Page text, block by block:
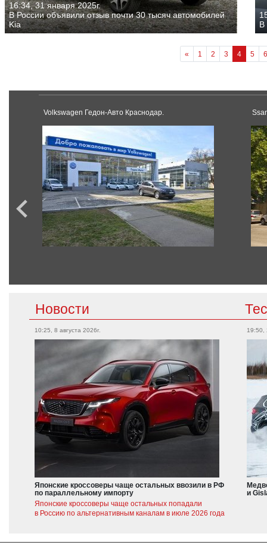
16:34, 31 января 2025г.
В России объявили отзыв почти 30 тысяч автомобилей
Kia
В
« 1 2 3 4 5 6
Volkswagen Гедон-Авто Краснодар.
Новости
10:25, 8 августа 2026г.
Японские кроссоверы чаще остальных ввозили в РФ
по параллельному импорту
Японские кроссоверы чаще остальных попадали
в Россию по альтернативным каналам в июле 2026 года
19:50,
и